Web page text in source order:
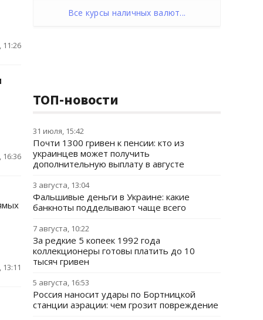
11:26
16:36
Все курсы наличных валют...
ТОП-новости
31 июля, 15:42
Почти 1300 гривен к пенсии: кто из
украинцев может получить
дополнительную выплату в августе
3 августа, 13:04
Фальшивые деньги в Украине: какие
банкноты подделывают чаще всего
7 августа, 10:22
За редкие 5 копеек 1992 года
коллекционеры готовы платить до 10
тысяч гривен
5 августа, 16:53
Россия наносит удары по Бортницкой
станции аэрации: чем грозит повреждение